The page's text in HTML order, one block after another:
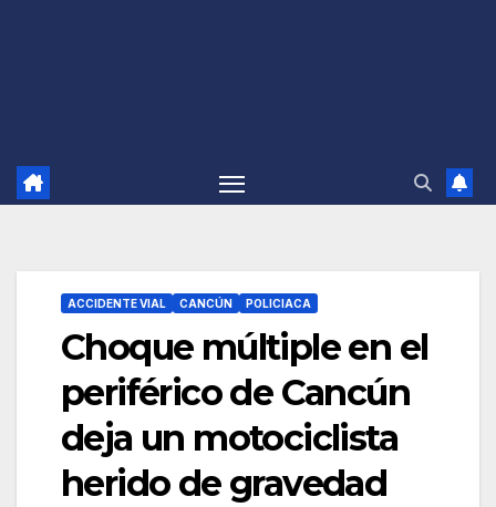
ACCIDENTE VIAL CANCÚN POLICIACA
Choque múltiple en el
periférico de Cancún
deja un motociclista
herido de gravedad